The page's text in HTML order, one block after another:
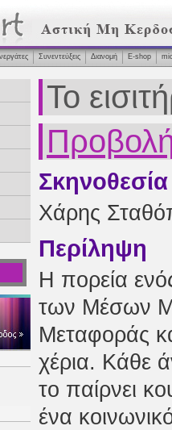
Συνεντεύξεις Διανομή Ε-shop
Το
Σκηνοθεσία
Χάρης
Περίληψη
Η πορεία
των Μέσων
Μεταφοράς
χέρια. Κάθε
το παίρνει
ένα